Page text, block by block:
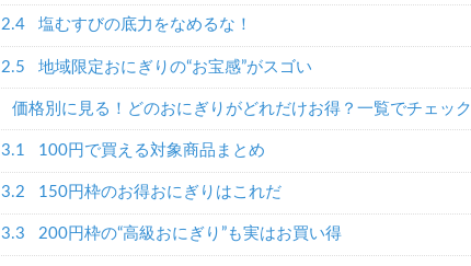
2.4 塩むすびの底力をなめるな！
2.5 地域限定おにぎりの“お宝感”がスゴい
価格別に見る！どのおにぎりがどれだけお得？一覧でチェック
3.1 100円で買える対象商品まとめ
3.2 150円枠のお得おにぎりはこれだ
3.3 200円枠の“高級おにぎり”も実はお買い得